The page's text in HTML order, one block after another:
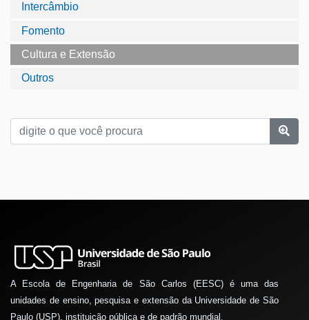
Intercâmbio
Fomento
Cultura e Extensão
Outros
A Escola de Engenharia de São Carlos (EESC) é uma das
unidades de ensino, pesquisa e extensão da Universidade de São
Paulo (USP), instituição pública e de padrão mundial.